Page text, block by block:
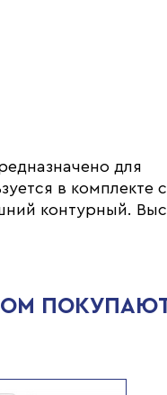
для
в комплекте с
контурный.